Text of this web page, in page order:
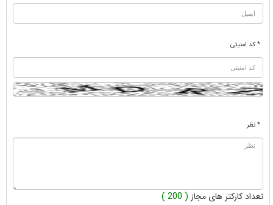
* کد امنیتی
* نظر
تعداد کارکتر های مجاز ( 200 )